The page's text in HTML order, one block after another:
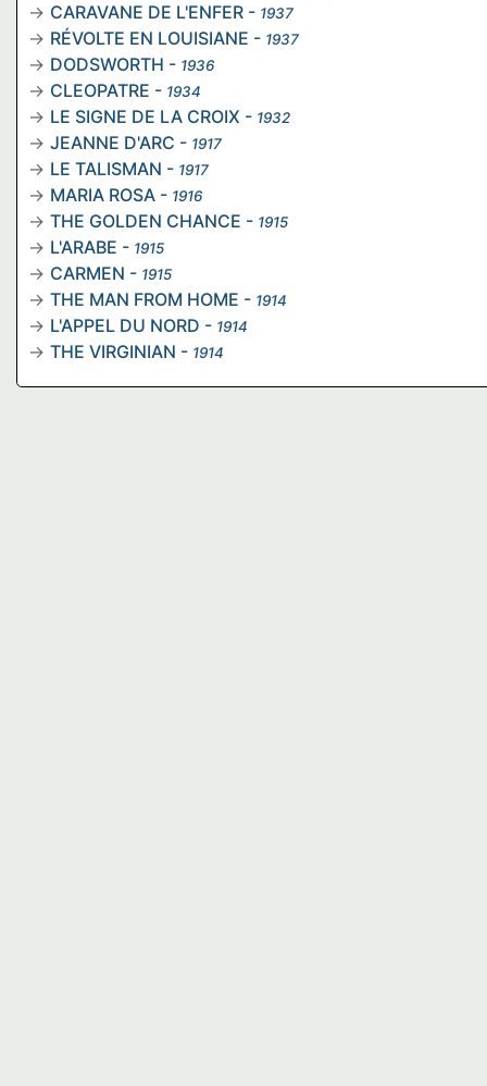
CARAVANE DE L'ENFER - 1937
RÉVOLTE EN LOUISIANE - 1937
DODSWORTH - 1936
CLEOPATRE - 1934
LE SIGNE DE LA CROIX - 1932
JEANNE D'ARC - 1917
LE TALISMAN - 1917
MARIA ROSA - 1916
THE GOLDEN CHANCE - 1915
L'ARABE - 1915
CARMEN - 1915
THE MAN FROM HOME - 1914
L'APPEL DU NORD - 1914
THE VIRGINIAN - 1914